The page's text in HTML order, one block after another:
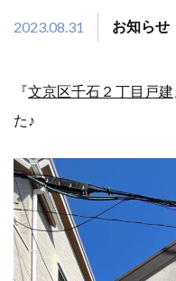
2023.08.31 お知らせ
『文京区千石２丁目戸建
た♪